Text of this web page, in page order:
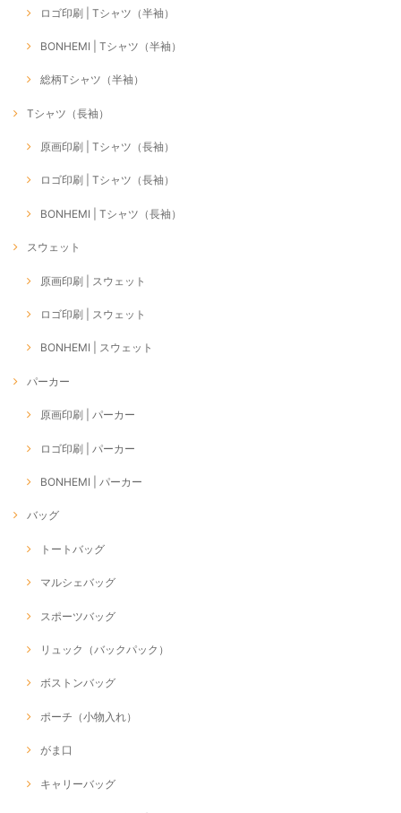
ロゴ印刷 | Tシャツ（半袖）
BONHEMI | Tシャツ（半袖）
総柄Tシャツ（半袖）
Tシャツ（長袖）
原画印刷 | Tシャツ（長袖）
ロゴ印刷 | Tシャツ（長袖）
BONHEMI | Tシャツ（長袖）
スウェット
原画印刷 | スウェット
ロゴ印刷 | スウェット
BONHEMI | スウェット
パーカー
原画印刷 | パーカー
ロゴ印刷 | パーカー
BONHEMI | パーカー
バッグ
トートバッグ
マルシェバッグ
スポーツバッグ
リュック（バックパック）
ボストンバッグ
ポーチ（小物入れ）
がま口
キャリーバッグ